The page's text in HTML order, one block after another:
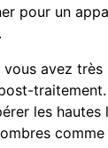
pour un
avez très
traitement.
les hautes